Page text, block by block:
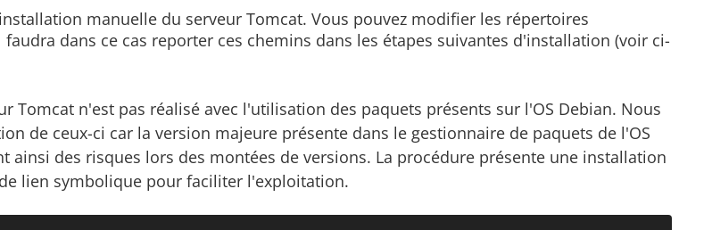
manuelle du serveur Tomcat. Vous pouvez modifier les répertoires
dans ce cas reporter ces chemins dans les étapes suivantes d'installation (voir ci-
Tomcat n'est pas réalisé avec l'utilisation des paquets présents sur l'OS Debian. Nous
de ceux-ci car la version majeure présente dans le gestionnaire de paquets de l'OS
ainsi des risques lors des montées de versions. La procédure présente une installation
lien symbolique pour faciliter l'exploitation.